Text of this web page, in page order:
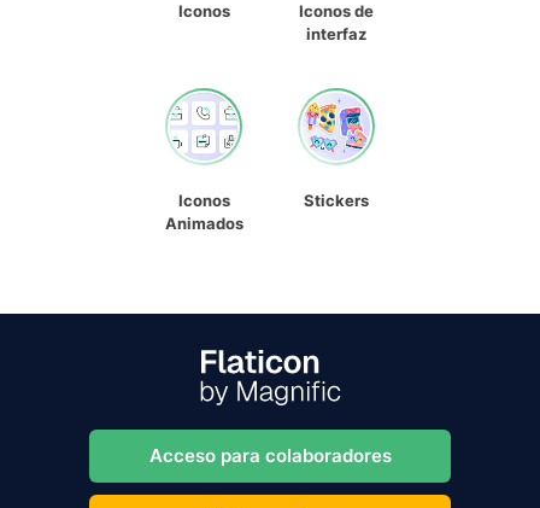
Iconos
Iconos de
interfaz
Iconos
Animados
Stickers
Acceso para colaboradores